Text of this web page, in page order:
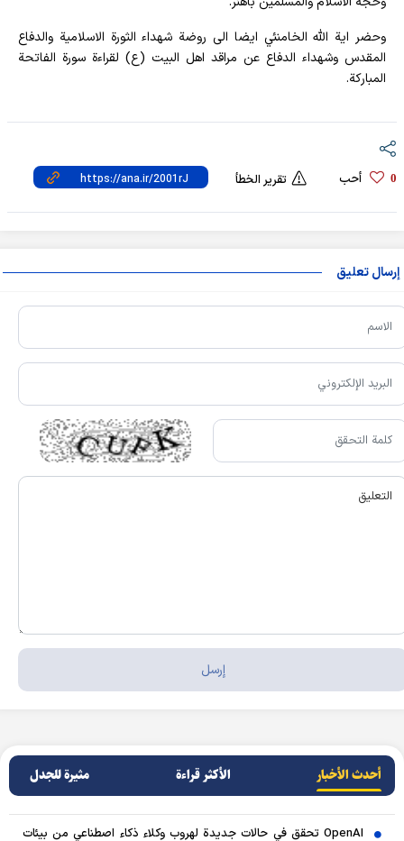
وحضر اية الله الخامنئي ايضا الى روضة شهداء الثورة الاسلامية والدفاع
المقدس وشهداء الدفاع عن مراقد اهل البيت (ع) لقراءة سورة الفاتحة
المباركة.
0 أحب تقرير الخطأ
إرسال تعليق
أحدث الأخبار الأکثر قراءة مثيرة للجدل
OpenAI تحقق في حالات جديدة لهروب وكلاء ذكاء اصطناعي من بيئات